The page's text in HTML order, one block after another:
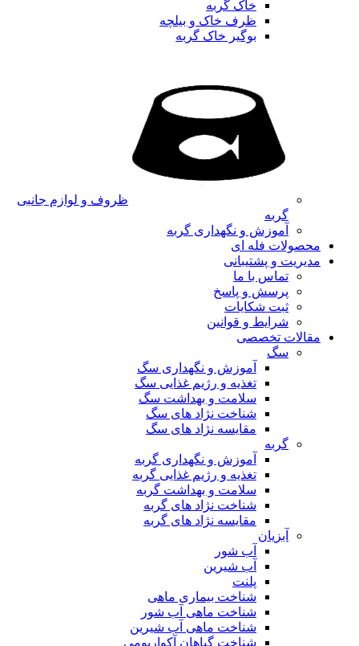
خاک گربه
ظرف خاک و بیلچه
بوگیر خاک گربه
ظروف و لوازم جانبی
گربه
آموزش و نگهداری گربه
محصولات فله ای
مدیریت و پشتیبانی
تماس با ما
پرسش و پاسخ
ثبت شکایات
شرایط و قوانین
مقالات تخصصی
سگ
آموزش و نگهداری سگ
تغذیه و رژیم غذایی سگ
سلامت و بهداشت سگ
شناخت نژاد های سگ
مقایسه نژاد های سگ
گربه
آموزش و نگهداری گربه
تغذیه و رژیم غذایی گربه
سلامت و بهداشت گربه
شناخت نژاد های گربه
مقایسه نژاد های گربه
آبزیان
آب شور
آب شیرین
پلنت
شناخت بیماری ماهی
شناخت ماهی آب شور
شناخت ماهی آب شیرین
شناخت گیاهان آکواریومی